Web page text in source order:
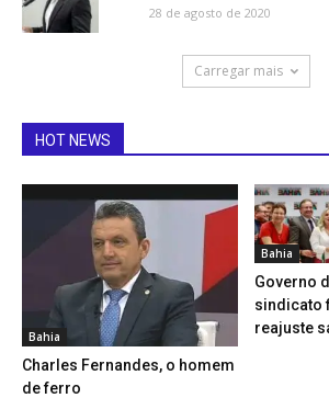
28 de agosto de 2020
Carregar mais
HOT NEWS
Bahia
Charles Fernandes, o homem
de ferro
Bahia
Governo
sindicato
reajuste